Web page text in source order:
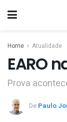
Home Atualidade
EARO
Prova
De Paulo